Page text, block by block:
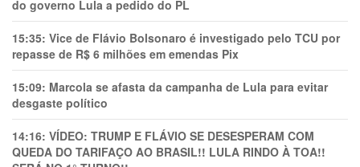
do governo Lula a pedido do PL
15:35: Vice de Flávio Bolsonaro é investigado pelo TCU por
repasse de R$ 6 milhões em emendas Pix
15:09: Marcola se afasta da campanha de Lula para evitar
desgaste político
14:16: VÍDEO: TRUMP E FLÁVIO SE DESESPERAM COM
QUEDA DO TARIFAÇO AO BRASIL!! LULA RINDO À TOA!!